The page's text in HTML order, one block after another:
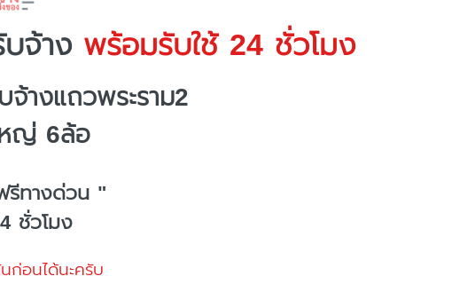
จ้างพร้อมรับใช้ 24 ชั่วโมง
างแถวพระราม2
หญ่ 6ล้อ
ทางด่วน "
ชั่วโมง
ก่อนได้นะครับ